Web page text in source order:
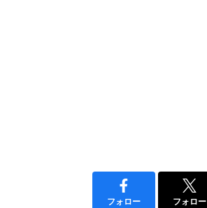
フォロー フォロー